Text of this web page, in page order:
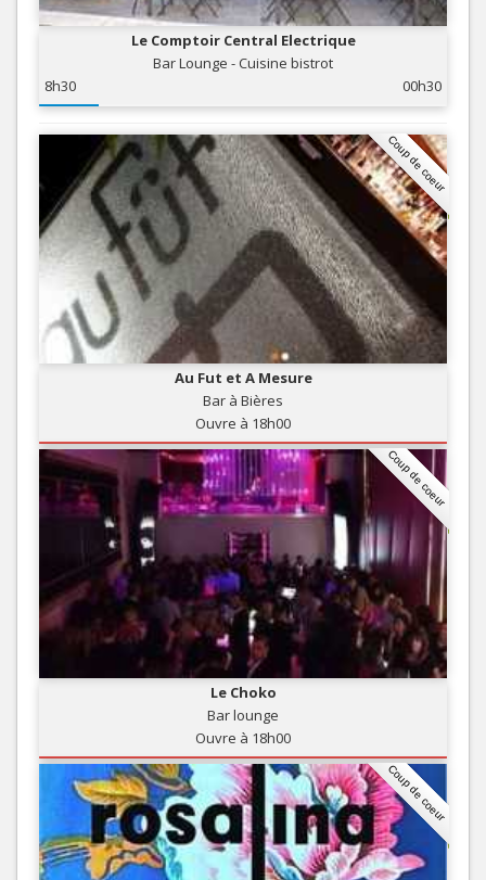
Le Comptoir Central Electrique
Bar Lounge - Cuisine bistrot
8h30
00h30
Coup de coeur
Au Fut et A Mesure
Bar à Bières
Ouvre à 18h00
Coup de coeur
Le Choko
Bar lounge
Ouvre à 18h00
Coup de coeur